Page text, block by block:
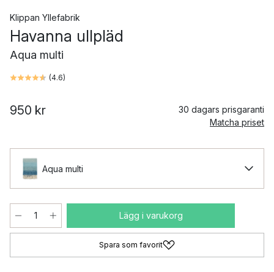
Klippan Yllefabrik
Havanna ullpläd
Aqua multi
(4.6)
950 kr
30 dagars prisgaranti
Matcha priset
Aqua multi
Lägg i varukorg
Spara som favorit